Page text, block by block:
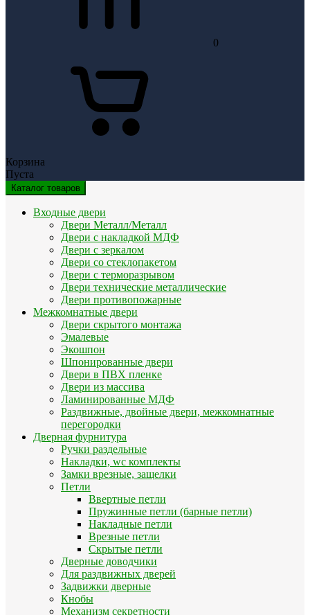
0
Корзина
Пуста
Каталог товаров
Входные двери
Двери Металл/Металл
Двери с накладкой МДФ
Двери с зеркалом
Двери со стеклопакетом
Двери с терморазрывом
Двери технические металлические
Двери противопожарные
Межкомнатные двери
Двери скрытого монтажа
Эмалевые
Экошпон
Шпонированные двери
Двери в ПВХ пленке
Двери из массива
Ламинированные МДФ
Раздвижные, двойные двери, межкомнатные
перегородки
Дверная фурнитура
Ручки раздельные
Накладки, wc комплекты
Замки врезные, защелки
Петли
Ввертные петли
Пружинные петли (барные петли)
Накладные петли
Врезные петли
Скрытые петли
Дверные доводчики
Для раздвижных дверей
Задвижки дверные
Кнобы
Механизм секретности